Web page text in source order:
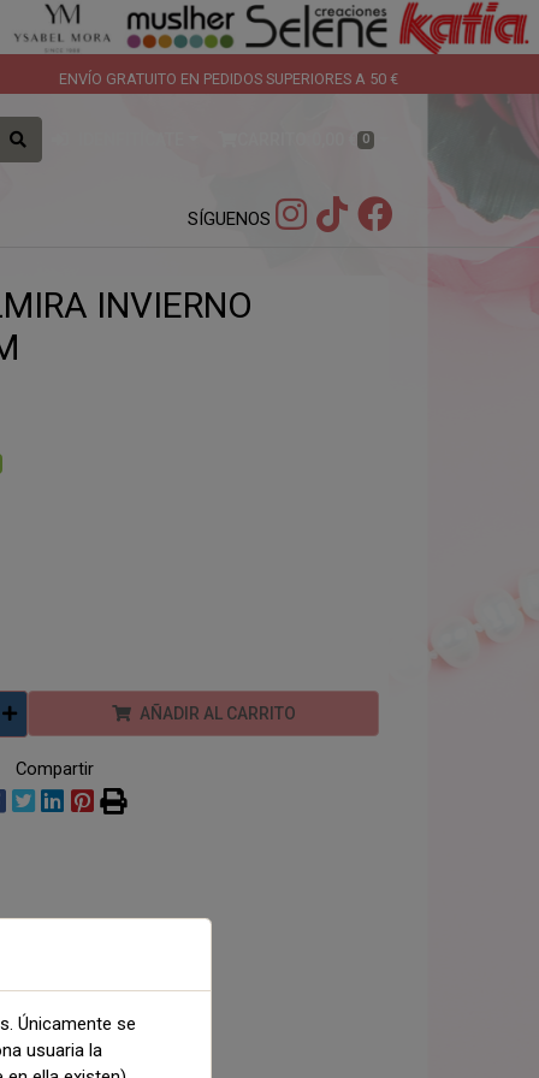
ENVÍO GRATUITO EN PEDIDOS SUPERIORES A 50 €
0
SÍGUENOS
INVIERNO
AÑADIR AL CARRITO
Compartir
Únicamente se
usuaria la